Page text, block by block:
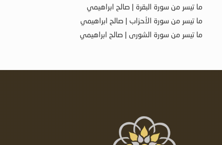
ما تيسر من سورة البقرة | صالح ابراهيمي
ما تيسر من سورة الأحزاب | صالح ابراهيمي
ما تيسر من سورة الشورى | صالح ابراهيمي